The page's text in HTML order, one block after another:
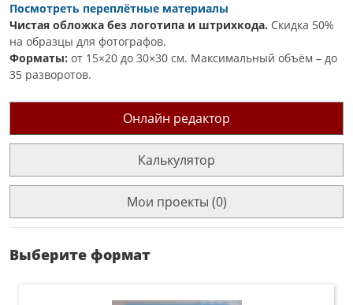
Посмотреть переплётные материалы
Чистая обложка без логотипа и штрихкода. Скидка 50%
на образцы для фотографов.
Форматы: от 15×20 до 30×30 см. Максимальный объём – до
35 разворотов.
Онлайн редактор
Калькулятор
Мои проекты (0)
Выберите формат